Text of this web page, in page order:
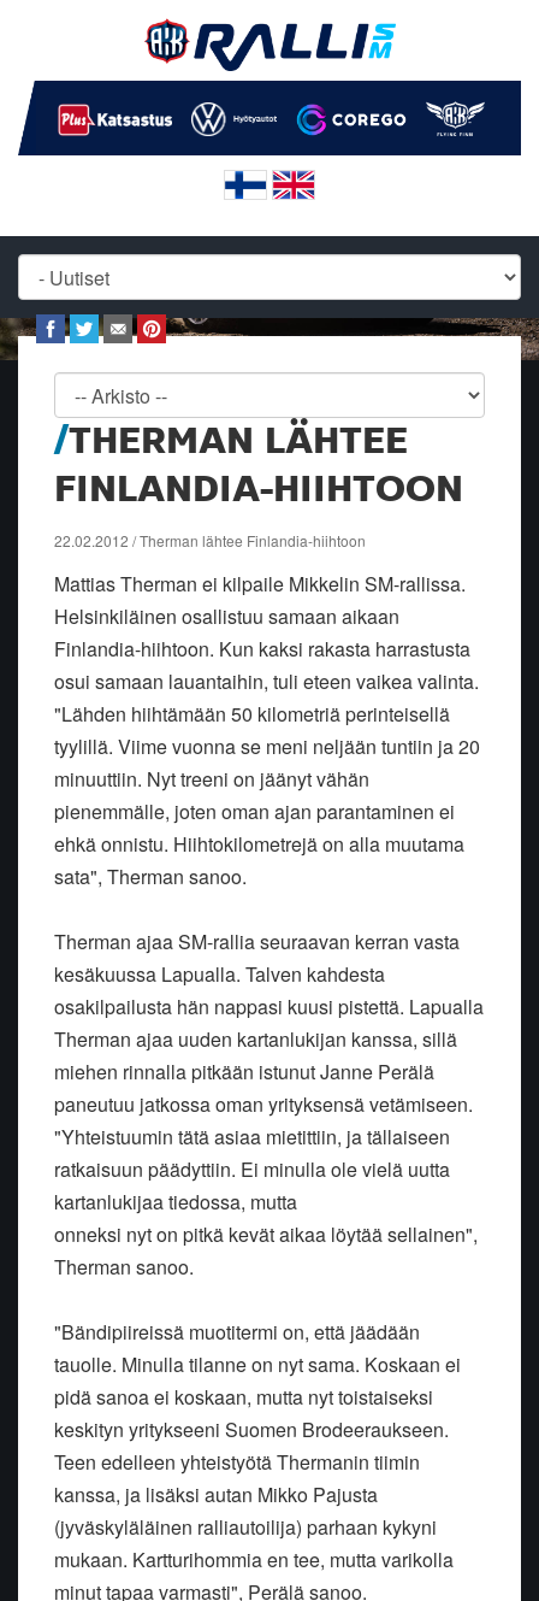
THERMAN LÄHTEE
FINLANDIA-HIIHTOON
22.02.2012 / Therman lähtee Finlandia-hiihtoon
Mattias Therman ei kilpaile Mikkelin SM-rallissa.
Helsinkiläinen osallistuu samaan aikaan
Finlandia-hiihtoon. Kun kaksi rakasta harrastusta
osui samaan lauantaihin, tuli eteen vaikea valinta.
"Lähden hiihtämään 50 kilometriä perinteisellä
tyylillä. Viime vuonna se meni neljään tuntiin ja 20
minuuttiin. Nyt treeni on jäänyt vähän
pienemmälle, joten oman ajan parantaminen ei
ehkä onnistu. Hiihtokilometrejä on alla muutama
sata", Therman sanoo.
Therman ajaa SM-rallia seuraavan kerran vasta
kesäkuussa Lapualla. Talven kahdesta
osakilpailusta hän nappasi kuusi pistettä. Lapualla
Therman ajaa uuden kartanlukijan kanssa, sillä
miehen rinnalla pitkään istunut Janne Perälä
paneutuu jatkossa oman yrityksensä vetämiseen.
"Yhteistuumin tätä asiaa mietittiin, ja tällaiseen
ratkaisuun päädyttiin. Ei minulla ole vielä uutta
kartanlukijaa tiedossa, mutta
onneksi nyt on pitkä kevät aikaa löytää sellainen",
Therman sanoo.
"Bändipiireissä muotitermi on, että jäädään
tauolle. Minulla tilanne on nyt sama. Koskaan ei
pidä sanoa ei koskaan, mutta nyt toistaiseksi
keskityn yritykseeni Suomen Brodeeraukseen.
Teen edelleen yhteistyötä Thermanin tiimin
kanssa, ja lisäksi autan Mikko Pajusta
(jyväskyläläinen ralliautoilija) parhaan kykyni
mukaan. Kartturihommia en tee, mutta varikolla
minut tapaa varmasti", Perälä sanoo.